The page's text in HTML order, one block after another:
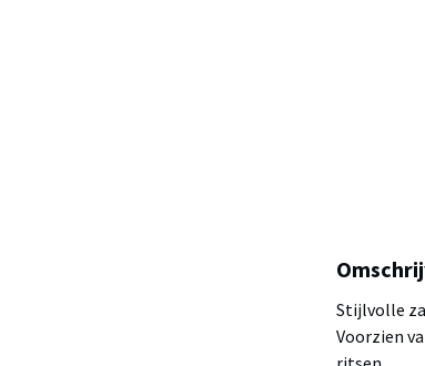
Stijlvolle
Voorzien